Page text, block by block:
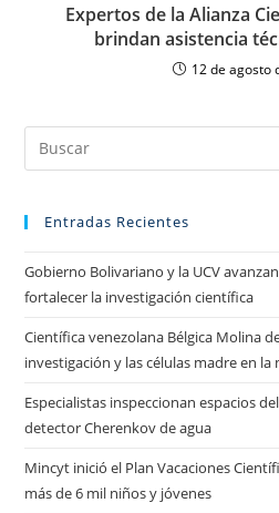
Expertos de la Alianza
brindan asistencia
12 de agosto
Entradas Recientes
Gobierno Bolivariano y la UCV
fortalecer la investigación científica
Científica venezolana Bélgica Molina
investigación y las células madre en la
Especialistas inspeccionan espacios
detector Cherenkov de agua
Mincyt inició el Plan Vacaciones
más de 6 mil niños y jóvenes